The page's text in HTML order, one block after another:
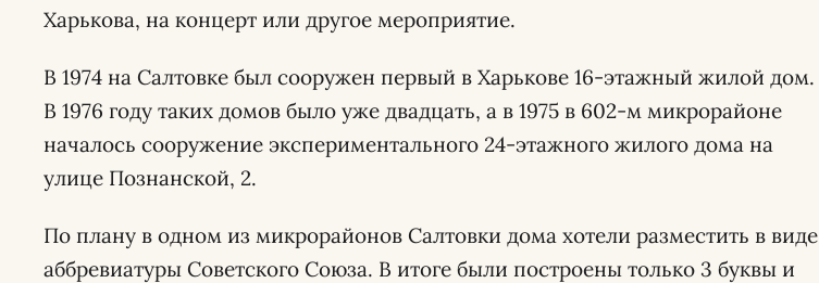
Харькова, на концерт или другое мероприятие.
В 1974 на Салтовке был сооружен первый в Харькове 16-этажный жилой дом.
В 1976 году таких домов было уже двадцать, а в 1975 в 602-м микрорайоне
началось сооружение экспериментального 24-этажного жилого дома на
улице Познанской, 2.
По плану в одном из микрорайонов Салтовки дома хотели разместить в виде
аббревиатуры Советского Союза. В итоге были построены только 3 буквы и